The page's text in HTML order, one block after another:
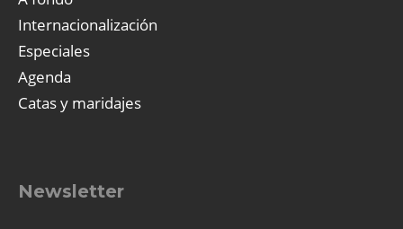
Internacionalización
Especiales
Agenda
Catas y maridajes
Newsletter